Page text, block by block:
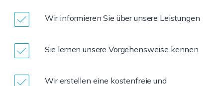
Wir informieren Sie über unsere Leistungen
Sie lernen unsere Vorgehensweise kennen
Wir erstellen eine kostenfreie und